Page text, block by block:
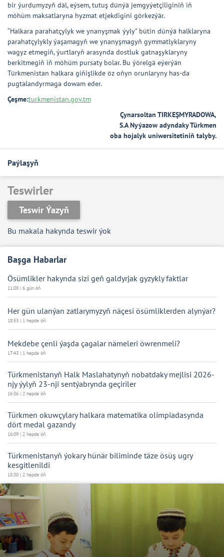
bir ýurdumyzyň däl, eýsem, tutuş dünýä jemgyýetçiliginiň iň
möhüm maksatlaryna hyzmat etjekdigini görkezýär.
“Halkara parahatçylyk we ynanyşmak ýyly” bütin dünýä halklaryna
parahatçylykly ýaşamagyň we ynanyşmagyň gymmatlyklaryny
wagyz etmegiň, ýurtlaryň arasynda dostluk gatnaşyklaryny
berkitmegiň iň möhüm pursaty bolar. Bu ýörelgä eýerýän
Türkmenistan halkara giňişlikde öz oňyn orunlaryny has-da
pugtalandyrmaga dowam eder.
Çeşme:turkmenistan.gov.tm
Çynarsoltan TIRKEŞMYRADOWA,
S.A Nyýazow adyndaky Türkmen
oba hojalyk uniwersitetiniň talyby.
Paýlaşyň
Başga Habarlar
Ösümlikler hakynda sizi geň galdyrjak gyzykly faktlar
11:08 | 6 gün öň
Her gün ulanýan zatlarymyzyň näçesi ösümliklerden alynýar?
18:53 | 1 hepde öň
Mekdebe çenli ýaşda çagalar nämeleri öwrenmeli?
17:43 | 1 hepde öň
Türkmenistanyň Halk Maslahatynyň nobatdaky mejlisi 2026-
njy ýylyň 23-nji sentýabrynda geçiriler
16:36 | 2 hepde öň
Türkmen okuwçylary halkara matematika olimpiadasynda
dört medal gazandy
16:09 | 2 hepde öň
Türkmenistanyň ýokary hünär biliminde täze ösüş ugry
kesgitlenildi
18:30 | 2 hepde öň
Teswirler
Teswir Ýazyň
Bu makala hakynda teswir ýok